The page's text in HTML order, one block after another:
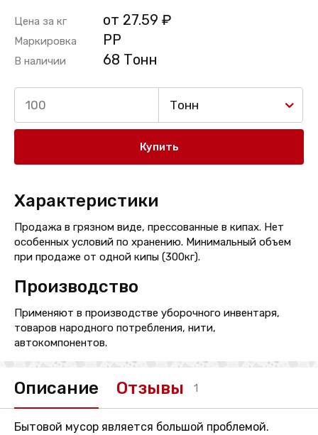
Цена за кг от 27.59 ₽
Маркировка PP
В наличии 68 Тонн
Тонн
Купить
Характеристики
Продажа в грязном виде, прессованные в кипах. Нет
особенных условий по хранению. Минимальный объем
при продаже от одной кипы (300кг).
Производство
Применяют в производстве уборочного инвентаря,
товаров народного потребления, нити,
автокомпонентов.
Описание Отзывы 1
Бытовой мусор является большой проблемой.